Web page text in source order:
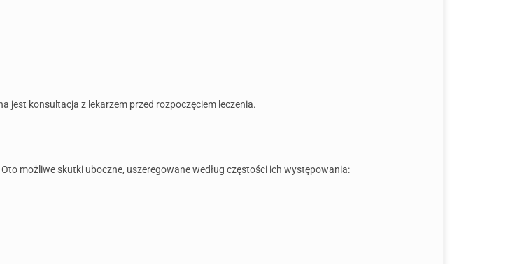
jest konsultacja z lekarzem przed rozpoczęciem leczenia.
możliwe skutki uboczne, uszeregowane według częstości ich występowania: